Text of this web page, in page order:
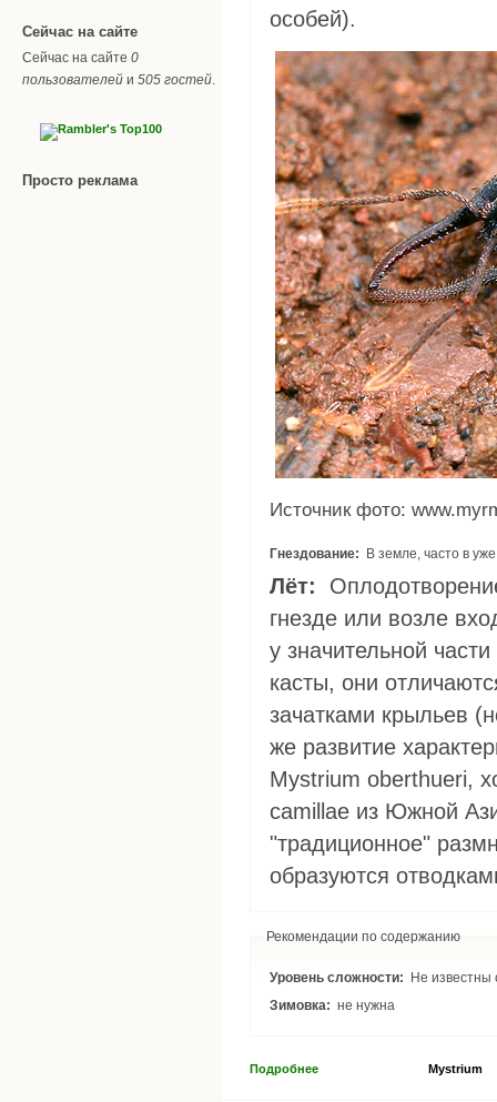
Сейчас на сайте
Сейчас на сайте 0
пользователей и 505 гостей
Просто реклама
особей).
Источник фото:
Гнездование: В земле, часто в
Лёт:
гнезде или возле
у значительной
касты, они
зачатками крыльев
же развитие
Mystrium oberthueri,
camillae из Южной
"традиционное"
образуются
Рекомендации по содержанию
Уровень сложности: Не известны
Зимовка: не нужна
Mystrium
Подробнее